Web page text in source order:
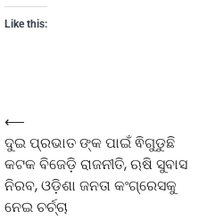
Like this:
⟵
ଦୁଇ ପ୍ରଭାତ ଙ୍କ ପାଇଁ ଵିଗୁଡୁଛି
କଟକ ବିଜେଡ଼ି ରାଜନୀତି, ଋଷି ସୁବାସ
ନିରବ, ଓଡ଼ିଶା ଜନତା କଂଗ୍ରେସକୁ
ନେଇ ଚର୍ଚ୍ଚା